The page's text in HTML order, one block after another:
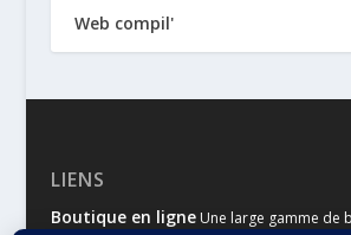
Web compil'
LIENS
Boutique en ligneUne large gamme de